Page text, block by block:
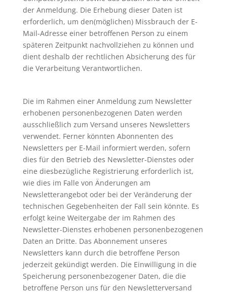
der Anmeldung. Die Erhebung dieser Daten ist
erforderlich, um den(möglichen) Missbrauch der E-
Mail-Adresse einer betroffenen Person zu einem
späteren Zeitpunkt nachvollziehen zu können und
dient deshalb der rechtlichen Absicherung des für
die Verarbeitung Verantwortlichen.
Die im Rahmen einer Anmeldung zum Newsletter
erhobenen personenbezogenen Daten werden
ausschließlich zum Versand unseres Newsletters
verwendet. Ferner könnten Abonnenten des
Newsletters per E-Mail informiert werden, sofern
dies für den Betrieb des Newsletter-Dienstes oder
eine diesbezügliche Registrierung erforderlich ist,
wie dies im Falle von Änderungen am
Newsletterangebot oder bei der Veränderung der
technischen Gegebenheiten der Fall sein könnte. Es
erfolgt keine Weitergabe der im Rahmen des
Newsletter-Dienstes erhobenen personenbezogenen
Daten an Dritte. Das Abonnement unseres
Newsletters kann durch die betroffene Person
jederzeit gekündigt werden. Die Einwilligung in die
Speicherung personenbezogener Daten, die die
betroffene Person uns für den Newsletterversand